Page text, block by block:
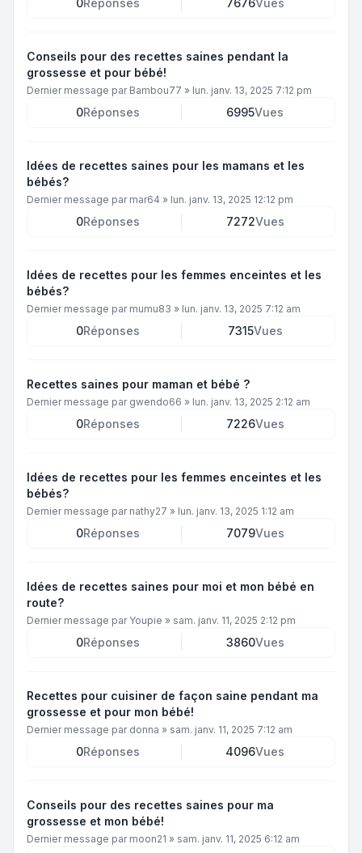
0Réponses 7676Vues
Conseils pour des recettes saines pendant la
grossesse et pour bébé!
Dernier message par Bambou77 » lun. janv. 13, 2025 7:12 pm
0Réponses 6995Vues
Idées de recettes saines pour les mamans et les
bébés?
Dernier message par mar64 » lun. janv. 13, 2025 12:12 pm
0Réponses 7272Vues
Idées de recettes pour les femmes enceintes et les
bébés?
Dernier message par mumu83 » lun. janv. 13, 2025 7:12 am
0Réponses 7315Vues
Recettes saines pour maman et bébé ?
Dernier message par gwendo66 » lun. janv. 13, 2025 2:12 am
0Réponses 7226Vues
Idées de recettes pour les femmes enceintes et les
bébés?
Dernier message par nathy27 » lun. janv. 13, 2025 1:12 am
0Réponses 7079Vues
Idées de recettes saines pour moi et mon bébé en
route?
Dernier message par Youpie » sam. janv. 11, 2025 2:12 pm
0Réponses 3860Vues
Recettes pour cuisiner de façon saine pendant ma
grossesse et pour mon bébé!
Dernier message par donna » sam. janv. 11, 2025 7:12 am
0Réponses 4096Vues
Conseils pour des recettes saines pour ma
grossesse et mon bébé!
Dernier message par moon21 » sam. janv. 11, 2025 6:12 am